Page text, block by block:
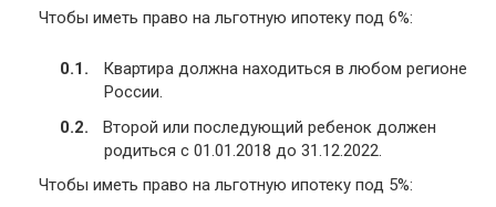
Чтобы иметь право на льготную ипотеку под 6%:
Квартира должна находиться в любом регионе
России.
Второй или последующий ребенок должен
родиться с 01.01.2018 до 31.12.2022.
Чтобы иметь право на льготную ипотеку под 5%: